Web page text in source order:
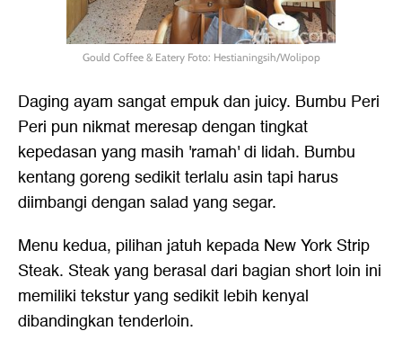
Gould Coffee & Eatery Foto: Hestianingsih/Wolipop
Daging ayam sangat empuk dan juicy. Bumbu Peri
Peri pun nikmat meresap dengan tingkat
kepedasan yang masih 'ramah' di lidah. Bumbu
kentang goreng sedikit terlalu asin tapi harus
diimbangi dengan salad yang segar.
Menu kedua, pilihan jatuh kepada New York Strip
Steak. Steak yang berasal dari bagian short loin ini
memiliki tekstur yang sedikit lebih kenyal
dibandingkan tenderloin.